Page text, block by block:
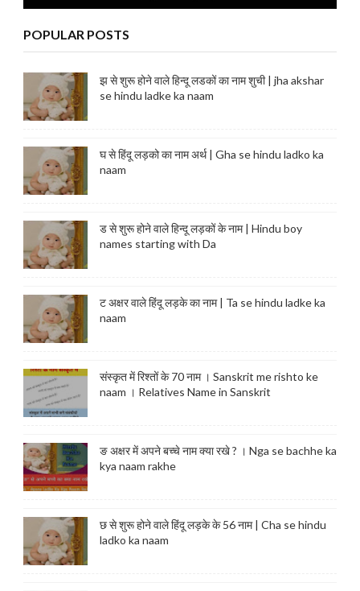
POPULAR POSTS
झ से शुरू होने वाले हिन्दू लडकों का नाम शुची | jha akshar
se hindu ladke ka naam
घ से हिंदू लड़को का नाम अर्थ | Gha se hindu ladko ka
naam
ड से शुरू होने वाले हिन्दू लड़कों के नाम | Hindu boy
names starting with Da
ट अक्षर वाले हिंदू लड़के का नाम | Ta se hindu ladke ka
naam
संस्कृत में रिश्तों के 70 नाम । Sanskrit me rishto ke
naam । Relatives Name in Sanskrit
ङ अक्षर में अपने बच्चे नाम क्या रखे ? । Nga se bachhe ka
kya naam rakhe
छ से शुरू होने वाले हिंदू लड़के के 56 नाम | Cha se hindu
ladko ka naam